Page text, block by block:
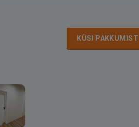
KÜSI PAKKUMIST